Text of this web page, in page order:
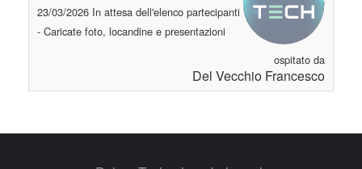
23/03/2026 In attesa dell'elenco partecipanti
- Caricate foto, locandine e presentazioni
ospitato da
Del Vecchio Francesco